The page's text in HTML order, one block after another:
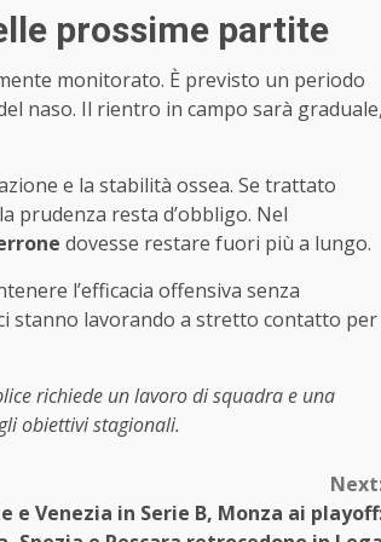
prossime partite
monitorato. È previsto un periodo
naso. Il rientro in campo sarà graduale,
e la stabilità ossea. Se trattato
prudenza resta d’obbligo. Nel
dovesse restare fuori più a lungo.
l’efficacia offensiva senza
stanno lavorando a stretto contatto per
richiede un lavoro di squadra e una
obiettivi stagionali.
e Venezia in Serie B, Monza ai